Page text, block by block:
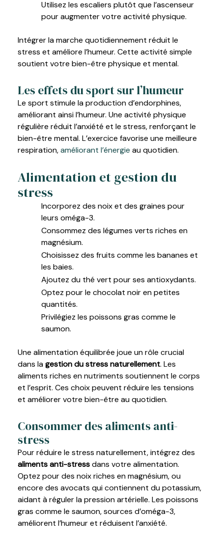
Utilisez les escaliers plutôt que l’ascenseur
pour augmenter votre activité physique.
Intégrer la marche quotidiennement réduit le
stress et améliore l’humeur. Cette activité simple
soutient votre bien-être physique et mental.
Les effets du sport sur l’humeur
Le sport stimule la production d’endorphines,
améliorant ainsi l’humeur. Une activité physique
régulière réduit l’anxiété et le stress, renforçant le
bien-être mental. L’exercice favorise une meilleure
respiration,améliorant l’énergie au quotidien.
Alimentation et gestion du
stress
Incorporez des noix et des graines pour
leurs oméga-3.
Consommez des légumes verts riches en
magnésium.
Choisissez des fruits comme les bananes et
les baies.
Ajoutez du thé vert pour ses antioxydants.
Optez pour le chocolat noir en petites
quantités.
Privilégiez les poissons gras comme le
saumon.
Une alimentation équilibrée joue un rôle crucial
dans lagestion du stress naturellement. Les
aliments riches en nutriments soutiennent le corps
et l’esprit. Ces choix peuvent réduire les tensions
et améliorer votre bien-être au quotidien.
Consommer des aliments anti-
stress
Pour réduire le stress naturellement, intégrez des
aliments anti-stressdans votre alimentation.
Optez pour des noix riches en magnésium, ou
encore des avocats qui contiennent du potassium,
aidant à réguler la pression artérielle. Les poissons
gras comme le saumon, sources d’oméga-3,
améliorent l’humeur et réduisent l’anxiété.